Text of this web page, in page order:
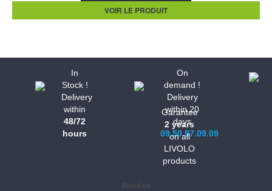
VOIR LE PRODUIT
In
Stock !
Delivery
within
48/72
hours
On
demand !
Delivery
within 20
days
09.50.97.09.09
Garantee
2 years
on all
LIVOLO
products
About us